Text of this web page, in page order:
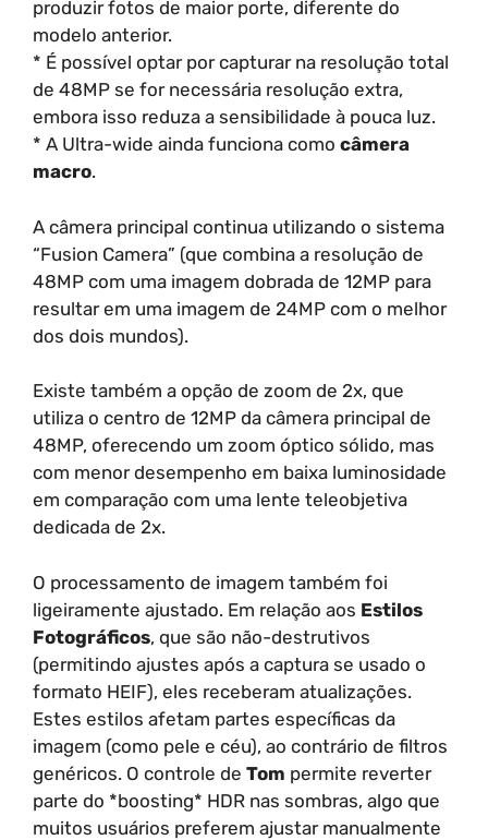
produzir fotos de maior porte, diferente do
modelo anterior.
* É possível optar por capturar na resolução total
de 48MP se for necessária resolução extra,
embora isso reduza a sensibilidade à pouca luz.
* A Ultra-wide ainda funciona como câmera
macro.
A câmera principal continua utilizando o sistema
“Fusion Camera” (que combina a resolução de
48MP com uma imagem dobrada de 12MP para
resultar em uma imagem de 24MP com o melhor
dos dois mundos).
Existe também a opção de zoom de 2x, que
utiliza o centro de 12MP da câmera principal de
48MP, oferecendo um zoom óptico sólido, mas
com menor desempenho em baixa luminosidade
em comparação com uma lente teleobjetiva
dedicada de 2x.
O processamento de imagem também foi
ligeiramente ajustado. Em relação aos Estilos
Fotográficos, que são não-destrutivos
(permitindo ajustes após a captura se usado o
formato HEIF), eles receberam atualizações.
Estes estilos afetam partes específicas da
imagem (como pele e céu), ao contrário de filtros
genéricos. O controle de Tom permite reverter
parte do *boosting* HDR nas sombras, algo que
muitos usuários preferem ajustar manualmente